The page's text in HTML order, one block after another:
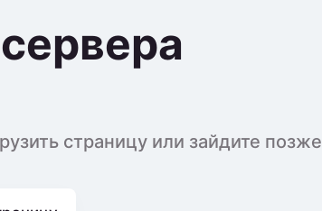
страницу или зайдите позже